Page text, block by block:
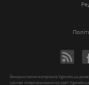
Використання матеріалів Vgorode.ua
систем гіперпосилання на сайт